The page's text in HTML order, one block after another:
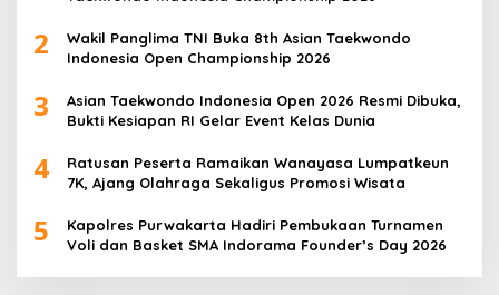
2
Wakil Panglima TNI Buka 8th Asian Taekwondo
Indonesia Open Championship 2026
3
Asian Taekwondo Indonesia Open 2026 Resmi Dibuka,
Bukti Kesiapan RI Gelar Event Kelas Dunia
4
Ratusan Peserta Ramaikan Wanayasa Lumpatkeun
7K, Ajang Olahraga Sekaligus Promosi Wisata
5
Kapolres Purwakarta Hadiri Pembukaan Turnamen
Voli dan Basket SMA Indorama Founder’s Day 2026